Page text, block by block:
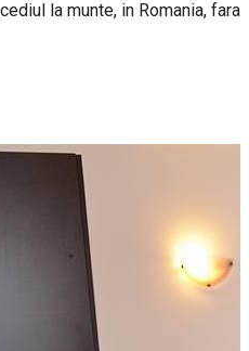
la munte, in Romania, fara